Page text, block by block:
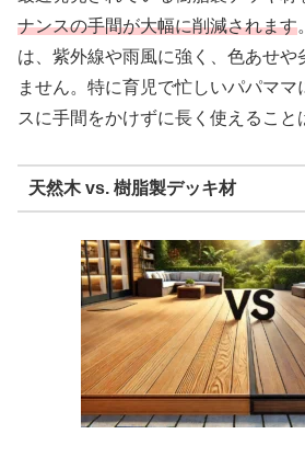
ナンスの手間が大幅に削減されます
は、紫外線や雨風に強く、色あせや
ません。特に育児で忙しいパパママ
スに手間をかけずに長く使えること
天然木 vs. 樹脂製デッキ材